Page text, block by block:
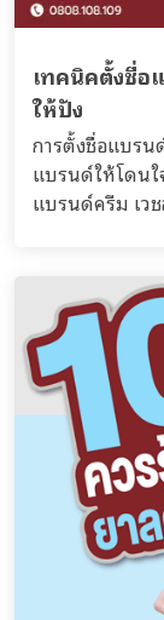
เทคนิคตั้งชื่อ
ให้ปัง
การตั้งชื่อแบรน
แบรนด์ให้โดนใ
แบรนด์ครีม เวช